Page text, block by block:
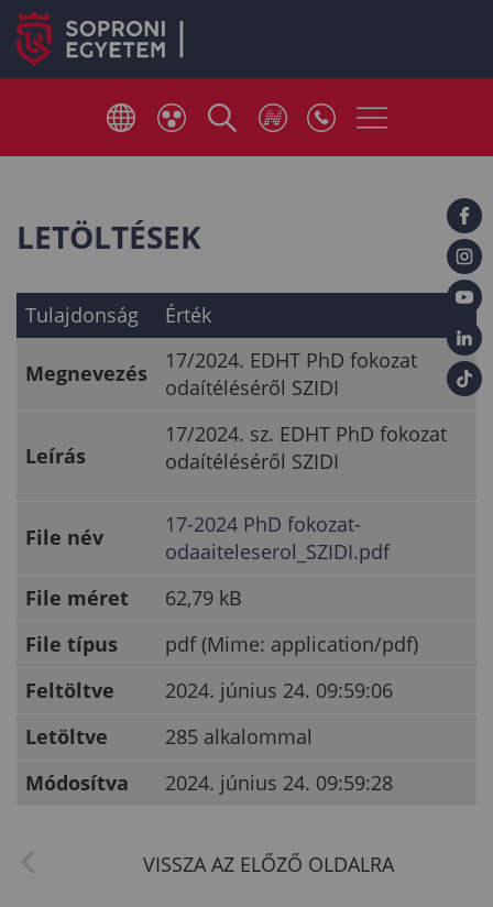
LETÖLTÉSEK
Tulajdonság Érték
Megnevezés
17/2024. EDHT PhD fokozat
odaítéléséről SZIDI
Leírás
17/2024. sz. EDHT PhD fokozat
odaítéléséről SZIDI
File név
17-2024 PhD fokozat-
odaaiteleserol_SZIDI.pdf
File méret
62,79 kB
File típus
pdf (Mime: application/pdf)
Feltöltve
2024. június 24. 09:59:06
Letöltve
285 alkalommal
Módosítva
2024. június 24. 09:59:28